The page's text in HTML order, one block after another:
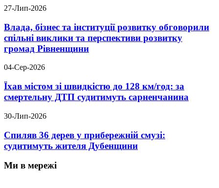
27-Лип-2026
Влада, бізнес та інституції розвитку обговорили
спільні виклики та перспективи розвитку
громад Рівненщини
04-Сер-2026
Їхав містом зі швидкістю до 128 км/год: за
смертельну ДТП судитимуть сарненчанина
30-Лип-2026
Спиляв 36 дерев у прибережній смузі:
судитимуть жителя Дубенщини
Ми в мережі